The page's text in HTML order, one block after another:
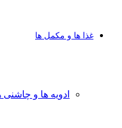
غذا ها و مکمل ها
ادویه ها و چاشنی